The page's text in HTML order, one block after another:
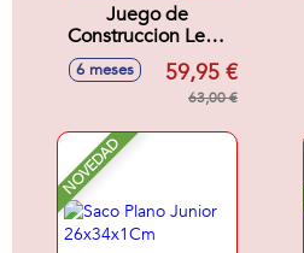
Juego de
Construccion Lego
Pokémon Eevee
6 meses 59,95 €
63,00 €
NOVEDAD